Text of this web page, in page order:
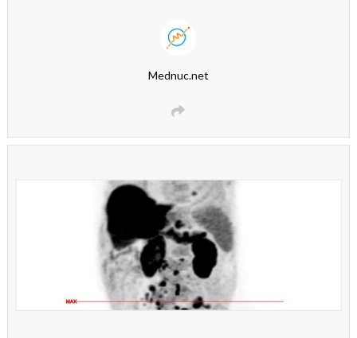
Mednuc.net